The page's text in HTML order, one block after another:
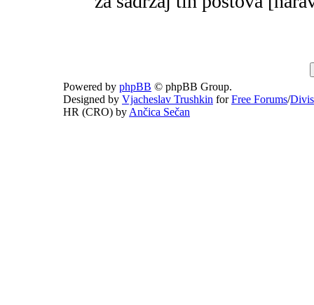
Powered by phpBB © phpBB Group.
Designed by Vjacheslav Trushkin forFree Forums/
HR (CRO) by Ančica Sečan